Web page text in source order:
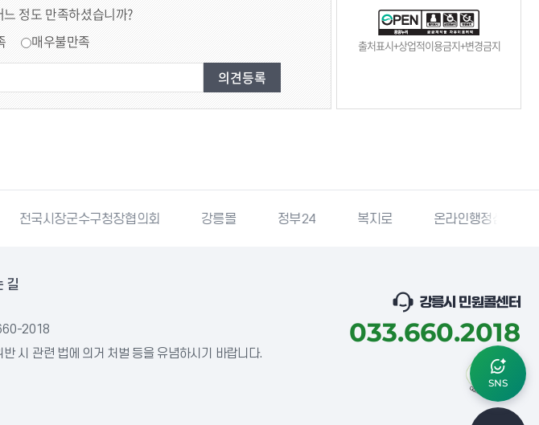
정도 만족하셨습니까?
매우불만족 출처표시+상업적이용금지+변경금지
전국시장군수구청장협의회 강릉몰 정부24 복지로 온라인행정심판
길
2018
시 관련 법에 의거 처벌 등을 유념하시기 바랍니다.
강릉시 민원콜센터
033.660.2018
SNS